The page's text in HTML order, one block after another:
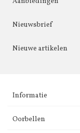
Nieuwsbrief
Nieuwe artikelen
Informatie
Oorbellen